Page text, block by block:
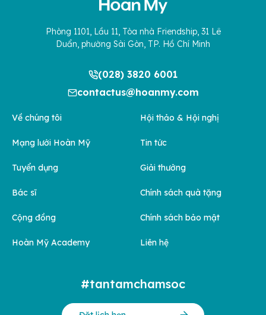
Phòng 1101, Lầu 11, Tòa nhà Friendship, 31 Lê
Duẩn, phường Sài Gòn, TP. Hồ Chí Minh
(028) 3820 6001
contactus@hoanmy.com
Về chúng tôi
Mạng lưới Hoàn Mỹ
Tuyển dụng
Bác sĩ
Cộng đồng
Hoàn Mỹ Academy
Hội thảo & Hội nghị
Tin tức
Giải thưởng
Chính sách quà tặng
Chính sách bảo mật
Liên hệ
#tantamchamsoc